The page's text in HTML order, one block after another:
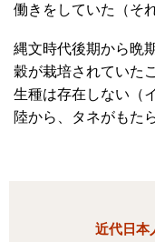
働きをしていた（そ
縄文時代後期から晩
穀が栽培されていた
生種は存在しない（
陸から、タネがもた
近代日本